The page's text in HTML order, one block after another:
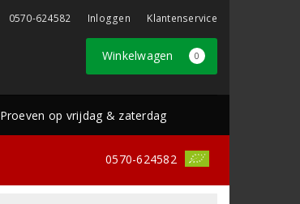
0570-624582 Inloggen Klantenservice
Winkelwagen 0
Proeven op vrijdag & zaterdag
0570-624582